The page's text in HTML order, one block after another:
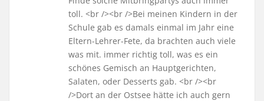
toll. <br /><br />Bei meinen Kindern in der
Schule gab es damals einmal im Jahr eine
Eltern-Lehrer-Fete, da brachten auch viele
was mit. immer richtig toll, was es ein
schönes Gemisch an Hauptgerichten,
Salaten, oder Desserts gab. <br /><br
/>Dort an der Ostsee hätte ich auch gern